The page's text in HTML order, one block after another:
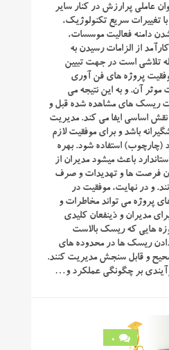
عاملی پرارزش در کنار سایر
تغییرات سریع تکنولوژیک،
دامنه فعالیت موسسات،
از الزامات رسیدن به
تلاشی است در جهت تبیین
پروژه های فن آوری
آن. و به این نتیجه می
ریسک های مشاهده شده قبل و
حین اجرای پروژه های IT نقش اساسی ایفا می کند. مدیریت
باشد و برای موفقیت لازم
(چارچوب) استفاده شود. بهره
باعث میشود مدیران از
فرصت ها و تهدیدات و صرف
و در نهایت، موفقیت در
پروژه می تواند مخاطرات و
مدیران و ذینفعان کلیدی
هایی که ریسک بالاست
ریسک ها در محدوده های
صحیح و قابل سنجش مدیریت کنند.
بر چگونگی عملکرد و…
0